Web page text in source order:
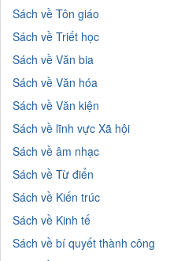
Sách về Tôn giáo
Sách về Triết học
Sách về Văn bia
Sách về Văn hóa
Sách về Văn kiện
Sách về lĩnh vực Xã hội
Sách về âm nhạc
Sách về Từ điển
Sách về Kiến trúc
Sách về Kinh tế
Sách về bí quyết thành công